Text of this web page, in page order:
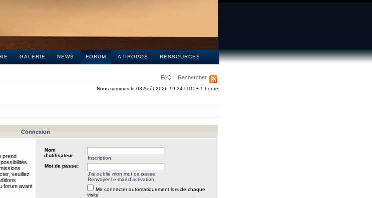
GALERIE NEWS FORUM A PROPOS RESSOURCES
FAQ Rechercher
Nous sommes le 08 Août 2026 19:34 UTC + 1 heure
Connexion
prend
veuillez
forum avant
Nom
d’utilisateur:
Inscription
Mot de passe:
J’ai oublié mon mot de passe
Renvoyer l’e-mail d’activation
Me connecter automatiquement lors de chaque
visite